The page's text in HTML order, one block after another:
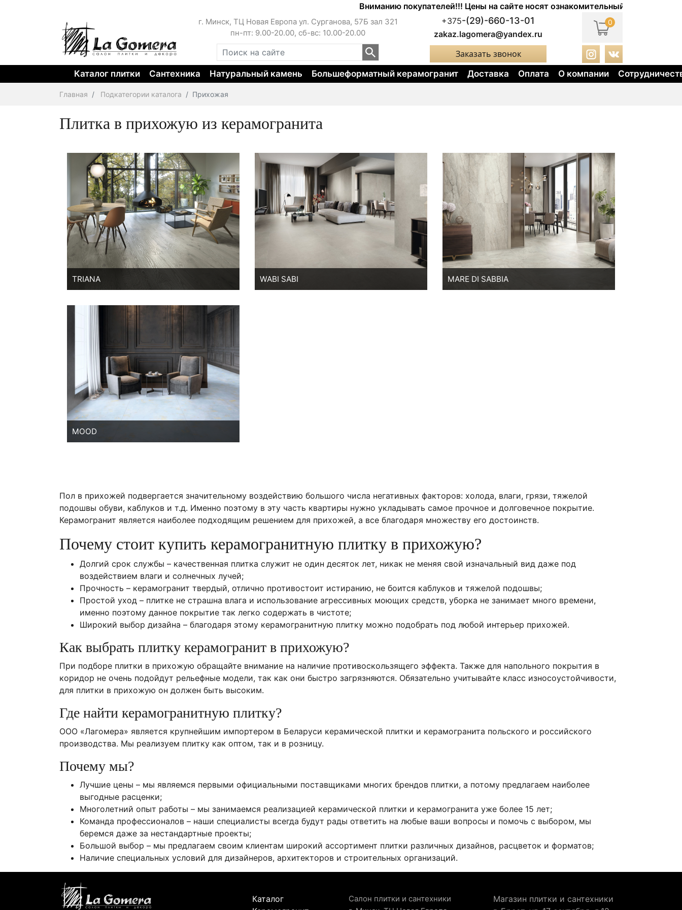
Вниманию покупателей!!! Цены на сайте носят ознакомительный характер.
г. Минск, ТЦ Новая Европа ул. Сурганова, 57Б зал 321
пн-пт: 9.00-20.00, сб-вс: 10.00-20.00
+375-(29)-660-13-01
zakaz.lagomera@yandex.ru
Заказать звонок
0
Каталог плитки Сантехника Натуральный камень Большеформатный керамогранит Доставка Оплата О компании
Главная Подкатегории каталога Прихожая
Плитка в прихожую из керамогранита
TRIANA WABI SABI MARE DI SABBIA
MOOD
Пол в прихожей подвергается значительному воздействию большого числа негативных факторов: холода, влаги, грязи, тяжелой
подошвы обуви, каблуков и т.д. Именно поэтому в эту часть квартиры нужно укладывать самое прочное и долговечное покрытие.
Керамогранит является наиболее подходящим решением для прихожей, а все благодаря множеству его достоинств.
Почему стоит купить керамогранитную плитку в прихожую?
Долгий срок службы – качественная плитка служит не один десяток лет, никак не меняя свой изначальный вид даже под
воздействием влаги и солнечных лучей;
Прочность – керамогранит твердый, отлично противостоит истиранию, не боится каблуков и тяжелой подошвы;
Простой уход – плитке не страшна влага и использование агрессивных моющих средств, уборка не занимает много времени,
именно поэтому данное покрытие так легко содержать в чистоте;
Широкий выбор дизайна – благодаря этому керамогранитную плитку можно подобрать под любой интерьер прихожей.
Как выбрать плитку керамогранит в прихожую?
При подборе плитки в прихожую обращайте внимание на наличие противоскользящего эффекта. Также для напольного покрытия в
коридор не очень подойдут рельефные модели, так как они быстро загрязняются. Обязательно учитывайте класс износоустойчивости,
для плитки в прихожую он должен быть высоким.
Где найти керамогранитную плитку?
ООО «Лагомера» является крупнейшим импортером в Беларуси керамической плитки и керамогранита польского и российского
производства. Мы реализуем плитку как оптом, так и в розницу.
Почему мы?
Лучшие цены – мы являемся первыми официальными поставщиками многих брендов плитки, а потому предлагаем наиболее
выгодные расценки;
Многолетний опыт работы – мы занимаемся реализацией керамической плитки и керамогранита уже более 15 лет;
Команда профессионалов – наши специалисты всегда будут рады ответить на любые ваши вопросы и помочь с выбором, мы
беремся даже за нестандартные проекты;
Большой выбор – мы предлагаем своим клиентам широкий ассортимент плитки различных дизайнов, расцветок и форматов;
Наличие специальных условий для дизайнеров, архитекторов и строительных организаций.
Каталог
Салон плитки и сантехники
Магазин плитки и сантехники